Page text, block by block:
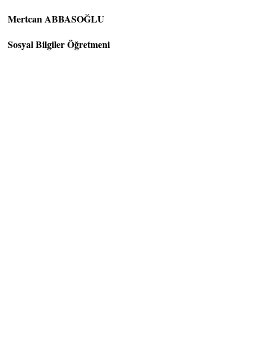
Mertcan ABBASOĞLU
Sosyal Bilgiler Öğretmeni